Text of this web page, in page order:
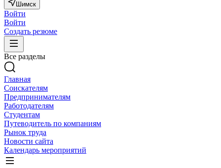
Шимск
Войти
Войти
Создать резюме
Все разделы
Главная
Соискателям
Предпринимателям
Работодателям
Студентам
Путеводитель по компаниям
Рынок труда
Новости сайта
Календарь мероприятий